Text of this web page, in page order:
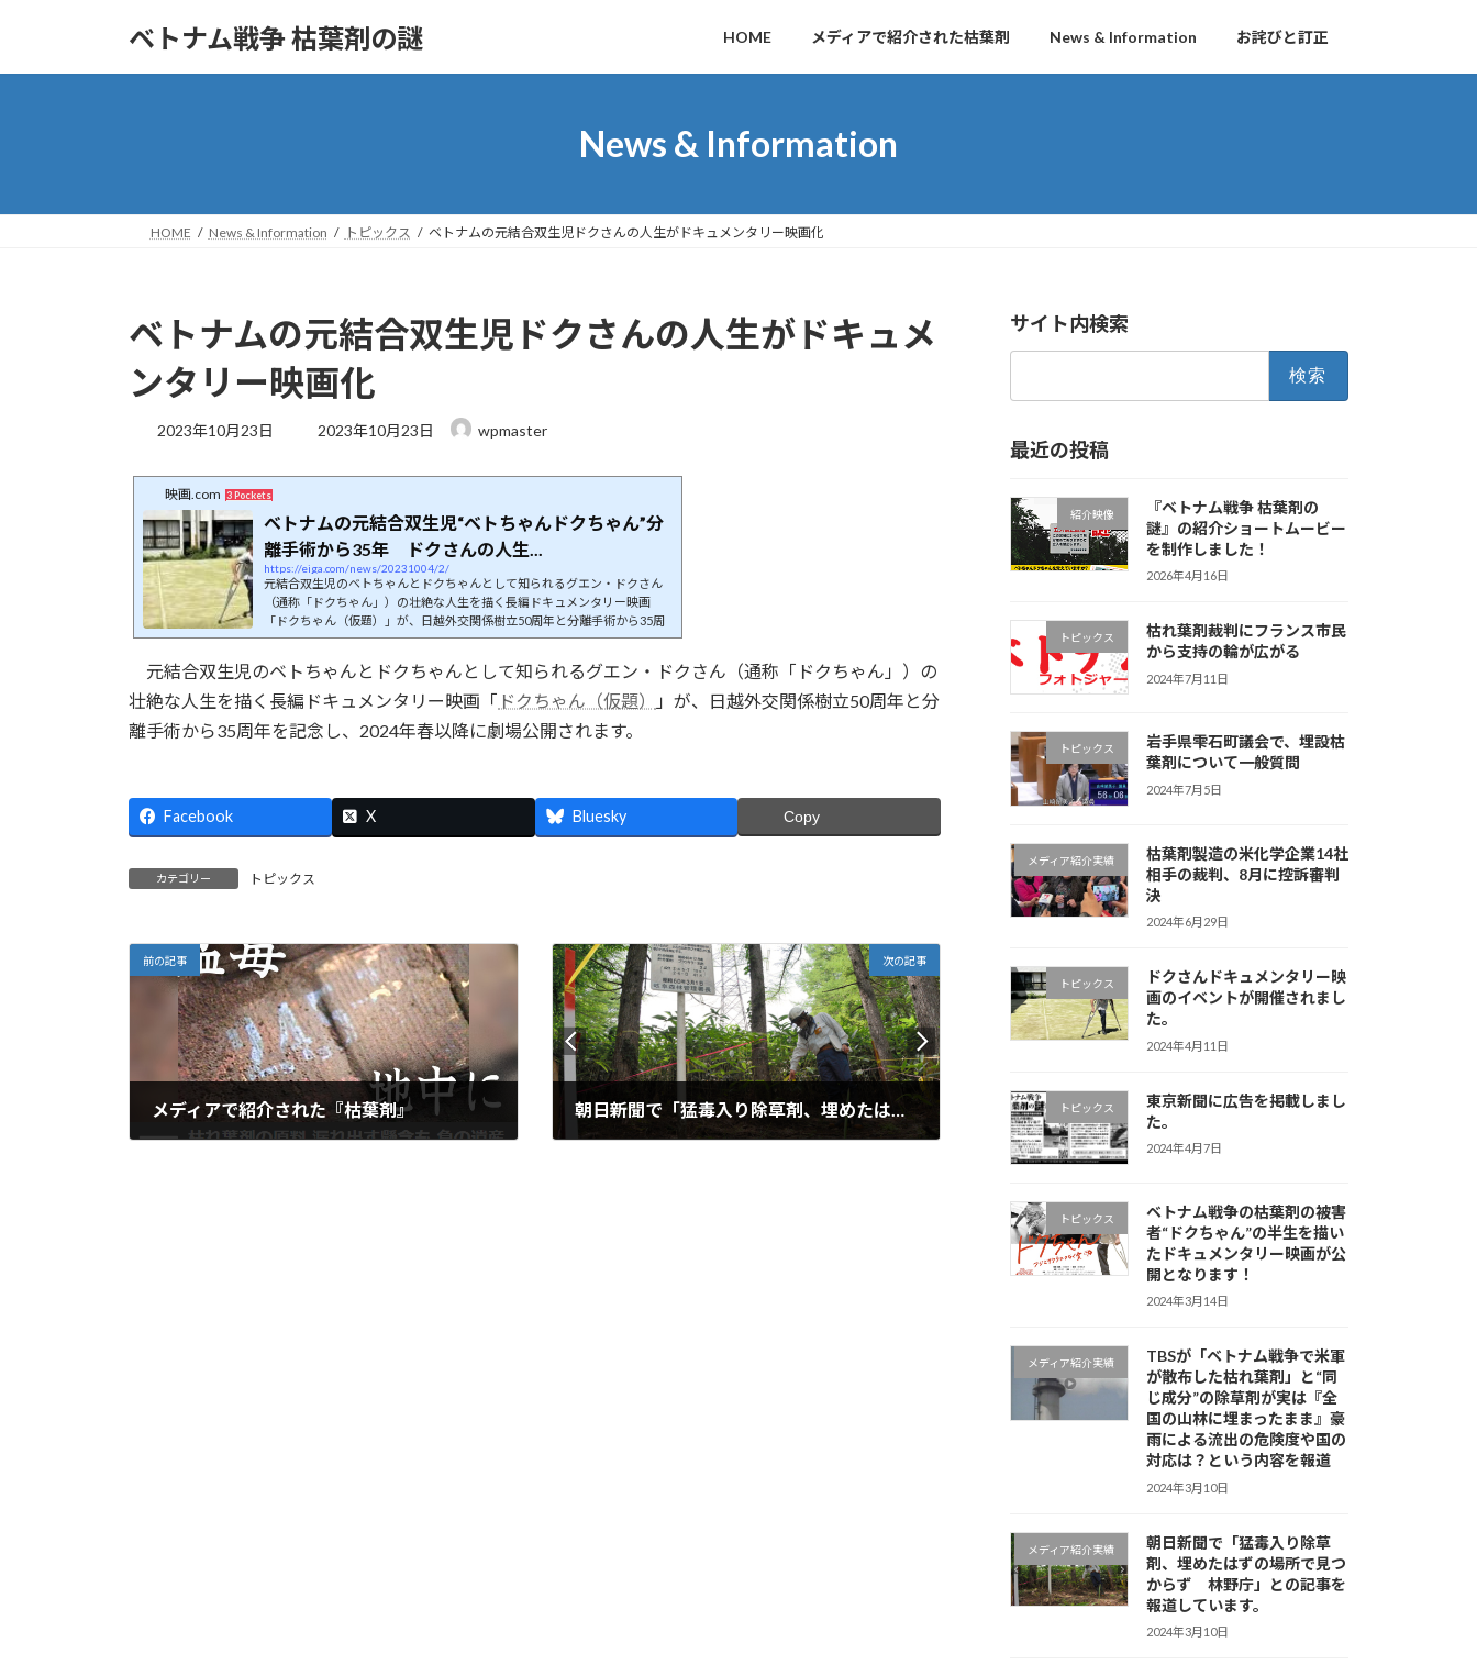
ベトナム戦争 枯葉剤の謎 HOME メディアで紹介された枯葉剤 News & Information お詫びと訂正
News & Information
HOME News & Information トピックス ベトナムの元結合双生児ドクさんの人生がドキュメンタリー映画化
ベトナムの元結合双生児ドクさんの人生がドキュメ
ンタリー映画化
2023年10月23日
最
日
時
:
2023年10月23日 wpmaster
映画.com 3 Pockets
ベトナムの元結合双生児“ベトちゃんドクちゃん”分
離手術から35年 ドクさんの人生...
https://eiga.com/news/20231004/2/
元結合双生児のベトちゃんとドクちゃんとして知られるグエン・ドクさん
（通称「ドクちゃん」）の壮絶な人生を描く長編ドキュメンタリー映画
「ドクちゃん（仮題）」が、日越外交関係樹立50周年と分離手術から35周
年を記念し、2024年春以降に劇場公開さ
元結合双生児のベトちゃんとドクちゃんとして知られるグエン・ドクさん（通称「ドクちゃん」）の
壮絶な人生を描く長編ドキュメンタリー映画「 ドクちゃん（仮題）
」が、日越外交関係樹立50周年と分
離手術から35周年を記念し、2024年春以降に劇場公開されます。
Facebook X Bluesky Copy
カテゴリー トピックス
前の記事
メディアで紹介された『枯葉剤』
次の記事
朝日新聞で「猛毒入り除草剤、埋めたはずの場所で見つからず 林野庁」との記事を報道しています。
サイト内検索
最近の投稿
紹介映像
『ベトナム戦争 枯葉剤の
謎』の紹介ショートムービー
を制作しました！
2026年4月16日
トピックス
枯れ葉剤裁判にフランス市民
から支持の輪が広がる
2024年7月11日
トピックス
岩手県雫石町議会で、埋設枯
葉剤について一般質問
2024年7月5日
メディア紹介実績
枯葉剤製造の米化学企業14社
相手の裁判、8月に控訴審判
決
2024年6月29日
トピックス
ドクさんドキュメンタリー映
画のイベントが開催されまし
た。
2024年4月11日
トピックス
東京新聞に広告を掲載しまし
た。
2024年4月7日
トピックス
ベトナム戦争の枯葉剤の被害
者“ドクちゃん”の半生を描い
たドキュメンタリー映画が公
開となります！
2024年3月14日
メディア紹介実績
TBSが「ベトナム戦争で米軍
が散布した枯れ葉剤」と“同
じ成分”の除草剤が実は『全
国の山林に埋まったまま』豪
雨による流出の危険度や国の
対応は？という内容を報道
2024年3月10日
メディア紹介実績
朝日新聞で「猛毒入り除草
剤、埋めたはずの場所で見つ
からず 林野庁」との記事を
報道しています。
2024年3月10日